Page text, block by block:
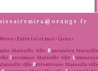
News• Entre toi et moi• Liens•
Marseille ville Rancunière
Insoumise Marseille villeL
villePrétentieuse Marseille